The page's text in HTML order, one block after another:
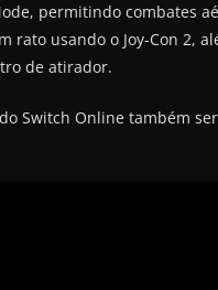
permitindo combates
usando o Joy-Con 2,
de atirador.
Switch Online também